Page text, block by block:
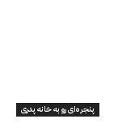
پنجره‌ای رو به خانه پدری